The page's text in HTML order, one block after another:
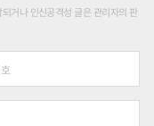
거나 인신공격성 글은 관리자의 판